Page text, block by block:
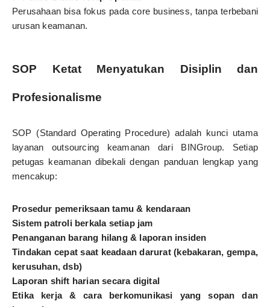
Perusahaan bisa fokus pada core business, tanpa terbebani
urusan keamanan.
SOP Ketat Menyatukan Disiplin dan
Profesionalisme
SOP (Standard Operating Procedure) adalah kunci utama
layanan outsourcing keamanan dari BINGroup. Setiap
petugas keamanan dibekali dengan panduan lengkap yang
mencakup:
Prosedur pemeriksaan tamu & kendaraan
Sistem patroli berkala setiap jam
Penanganan barang hilang & laporan insiden
Tindakan cepat saat keadaan darurat (kebakaran, gempa,
kerusuhan, dsb)
Laporan shift harian secara digital
Etika kerja & cara berkomunikasi yang sopan dan